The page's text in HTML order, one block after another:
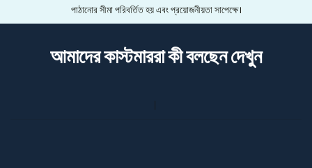
পাঠানোর সীমা পরিবর্তিত হয় এবং প্রয়োজনীয়তা সাপেক্ষে।
আমাদের কাস্টমাররা কী বলছেন দেখুন